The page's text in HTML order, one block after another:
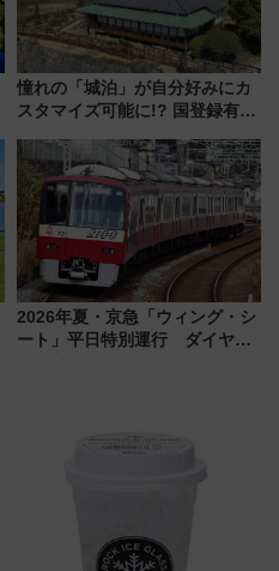
憧れの「城泊」が自分好みにカ
スタマイズ可能に!? 国登録有形
にオーダーメイド型の宿泊プラ
ンが誕生！
2026年夏・京急「ウィング・シ
ート」平日特別運行 ダイヤ・